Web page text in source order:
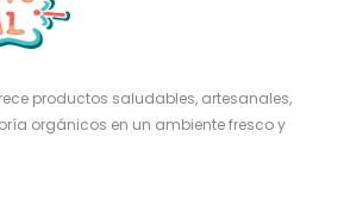
productos saludables, artesanales,
orgánicos en un ambiente fresco y